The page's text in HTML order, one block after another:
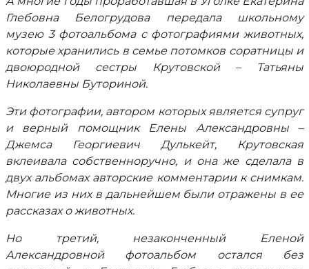
Глебовна Белогрудова передала школьному
музею 3 фотоальбома с фотографиями животных,
которые хранились в семье потомков соратницы и
двоюродной сестры Крутовской – Татьяны
Николаевны Буториной.
Эти фотографии, автором которых является супруг
и верный помощник Елены Александровны –
Джемса Георгиевич Дулькейт, Крутовская
вклеивала собственноручно, и она же сделала в
двух альбомах авторские комментарии к снимкам.
Многие из них в дальнейшем были отражены в ее
рассказах о животных.
Но третий, незаконченный Еленой
Александровной фотоальбом остался без